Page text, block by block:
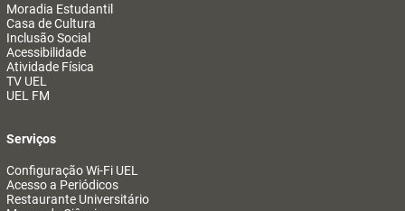
Moradia Estudantil
Casa de Cultura
Inclusão Social
Acessibilidade
Atividade Física
TV UEL
UEL FM
Serviços
Configuração Wi-Fi UEL
Acesso a Periódicos
Restaurante Universitário